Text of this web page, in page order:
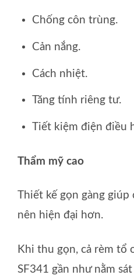
Chống côn trùng.
Cản nắng.
Cách nhiệt.
Tăng tính riêng tư.
Tiết kiệm điện điều
Thẩm mỹ cao
Thiết kế gọn gàng
nên hiện đại hơn.
Khi thu gọn, cả rèm tổ
SF341 gần như nằm